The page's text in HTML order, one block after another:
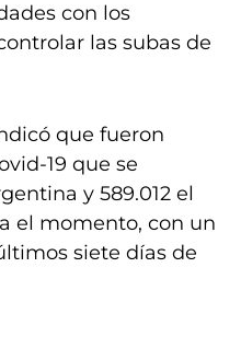
con los
las subas de
que fueron
19 que se
y 589.012 el
el momento, con un
siete días de